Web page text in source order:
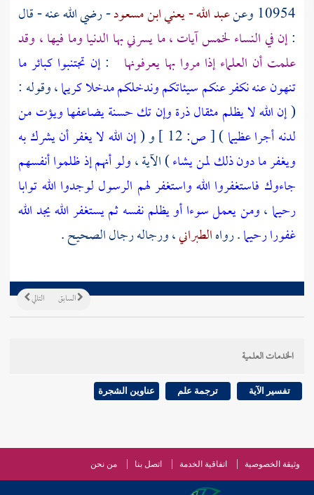
10954 وعن عبد الله - يعني ابن مسعود- رضي الله عنه - قال
:إن في النساء لخمس آيات ، ما يسرني بها الدنيا وما فيها ، وقد
علمت أن العلماء إذا مروا بها يعرفونها
:إن تجتنبوا كبائر ما
تنهون عنه نكفر عنكم سيئاتكم وندخلكم مدخلا كريما، وقوله :
(إن الله لا يظلم مثقال ذرة وإن تك حسنة يضاعفها ويؤت من
لدنه أجرا عظيما)
[ص: و (إن الله لا يغفر أن يشرك به
ويغفر ما دون ذلك لمن يشاء) الآية ،ولو أنهم إذ ظلموا أنفسهم
جاءوك فاستغفروا الله واستغفر لهم الرسول لوجدوا الله توابا
رحيما ،ومن يعمل سوءا أو يظلم نفسه ثم يستغفر الله يجد الله
غفورا رحيما. رواهالطبراني، ورجاله رجال الصحيح .
التالي السابق
الخدمات العلمية
تفسير الآية ترجمة علم عناوين الشجرة
وثيقة الخصوصية اتفاقية الخدمة اتصل بنا من نحن